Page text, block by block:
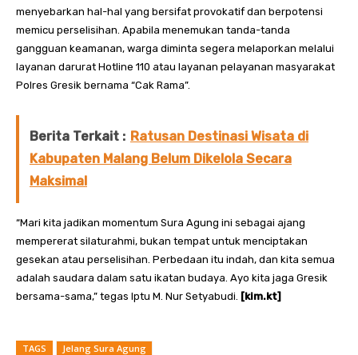
menyebarkan hal-hal yang bersifat provokatif dan berpotensi
memicu perselisihan. Apabila menemukan tanda-tanda
gangguan keamanan, warga diminta segera melaporkan melalui
layanan darurat Hotline 110 atau layanan pelayanan masyarakat
Polres Gresik bernama “Cak Rama”.
Berita Terkait : Ratusan Destinasi Wisata di
Kabupaten Malang Belum Dikelola Secara
Maksimal
“Mari kita jadikan momentum Sura Agung ini sebagai ajang
mempererat silaturahmi, bukan tempat untuk menciptakan
gesekan atau perselisihan. Perbedaan itu indah, dan kita semua
adalah saudara dalam satu ikatan budaya. Ayo kita jaga Gresik
bersama-sama,” tegas Iptu M. Nur Setyabudi. [kim.kt]
TAGS
Jelang Sura Agung